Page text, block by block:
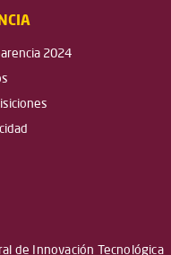
2024
de Innovación Tecnológica